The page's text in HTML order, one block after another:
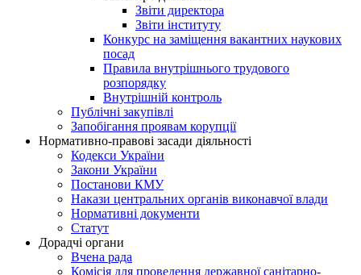
Звіти директора
Звіти інституту
Конкурс на заміщення вакантних наукових
посад
Правила внутрішнього трудового
розпорядку
Внутрішній контроль
Публічні закупівлі
Запобігання проявам корупції
Нормативно-правові засади діяльності
Кодекси України
Закони України
Постанови КМУ
Накази центральних органів виконавчої влади
Нормативні документи
Статут
Дорадчі органи
Вчена рада
Комісія для проведення державної санітарно-